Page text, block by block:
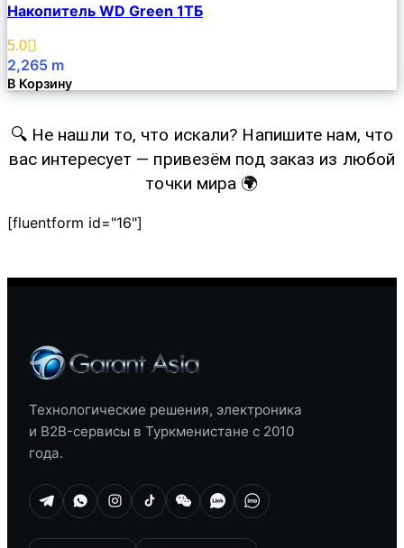
Описание
Избранное
Накопитель WD Green 1ТБ
5.0
2,265 m
В Корзину
🔍 Не нашли то, что искали? Напишите нам, что
вас интересует — привезём под заказ из любой
точки мира 🌍
[fluentform id="16"]
Технологические решения, электроника
и B2B-сервисы в Туркменистане с 2010
года.